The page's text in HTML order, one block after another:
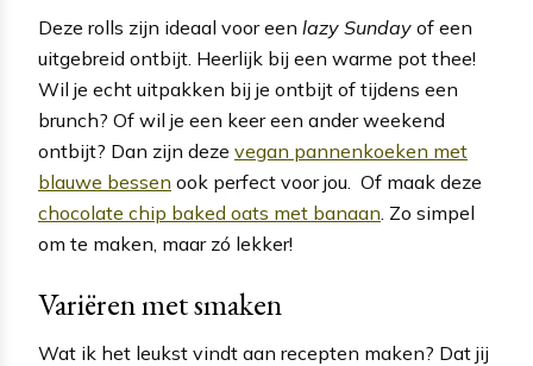
Deze rolls zijn ideaal voor een lazy Sunday of een
uitgebreid ontbijt. Heerlijk bij een warme pot thee!
Wil je echt uitpakken bij je ontbijt of tijdens een
brunch? Of wil je een keer een ander weekend
ontbijt? Dan zijn deze vegan pannenkoeken met
blauwe bessen ook perfect voor jou. Of maak deze
chocolate chip baked oats met banaan. Zo simpel
om te maken, maar zó lekker!
Variëren met smaken
Wat ik het leukst vindt aan recepten maken? Dat jij